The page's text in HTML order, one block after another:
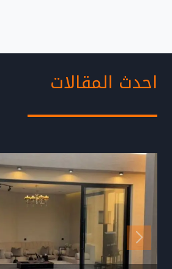
احدث المقالات